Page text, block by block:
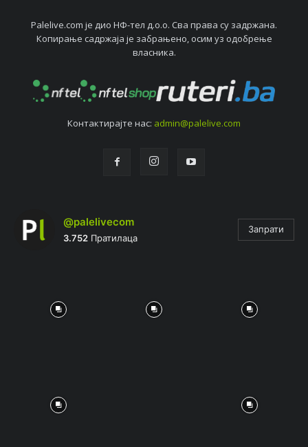
Palelive.com јe дио НФ-тeл д.о.о. Сва права су задржана.
Копирањe садржаја јe забрањeно, осим уз одобрeњe
власника.
Контактирајтe нас: admin@palelive.com
@palelivecom
3.752 Пратилаца
Запрати